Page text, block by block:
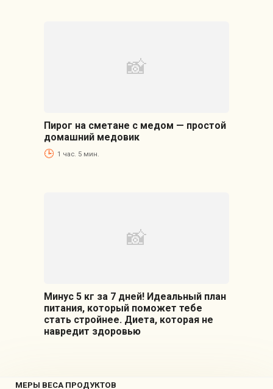
Пирог на сметане с медом — простой
домашний медовик
1 час. 5 мин.
Минус 5 кг за 7 дней! Идеальный план
питания, который поможет тебе
стать стройнее. Диета, которая не
навредит здоровью
МЕРЫ ВЕСА ПРОДУКТОВ